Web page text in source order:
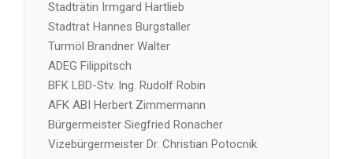
Stadträtin Irmgard Hartlieb
Stadtrat Hannes Burgstaller
Turmöl Brandner Walter
ADEG Filippitsch
BFK LBD-Stv. Ing. Rudolf Robin
AFK ABI Herbert Zimmermann
Bürgermeister Siegfried Ronacher
Vizebürgermeister Dr. Christian Potocnik